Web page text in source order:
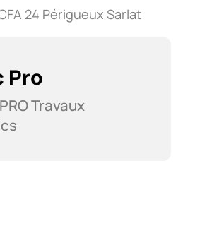
24 Périgueux Sarlat
Pro
Travaux